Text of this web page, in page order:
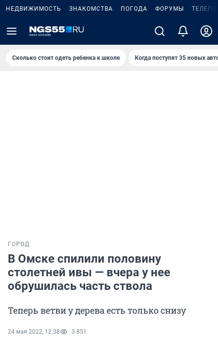
НЕДВИЖИМОСТЬ ЗНАКОМСТВА ПОГОДА ФОРУМЫ
Сколько стоит одеть ребенка к школе Когда поступят 35 новых
ГОРОД
В Омске спилили половину
столетней ивы — вчера у нее
обрушилась часть ствола
Теперь ветви у дерева есть только снизу
24 мая 2022, 12:38 3 851